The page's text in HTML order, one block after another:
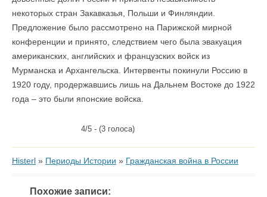
некоторых стран Закавказья, Польши и Финляндии.
Предложение было рассмотрено на Парижской мирной
конференции и принято, следствием чего была эвакуация
американских, английских и французских войск из
Мурманска и Архангельска. Интервенты покинули Россию в
1920 году, продержавшись лишь на Дальнем Востоке до 1922
года – это были японские войска.
4/5 - (3 голоса)
Histerl » Периоды Истории » Гражданская война в России
Похожие записи: